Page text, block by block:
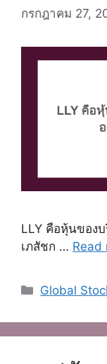
กรกฎาคม 27,
LLY คือหุ้นของ
เภสัชก … Read
Categories
Global